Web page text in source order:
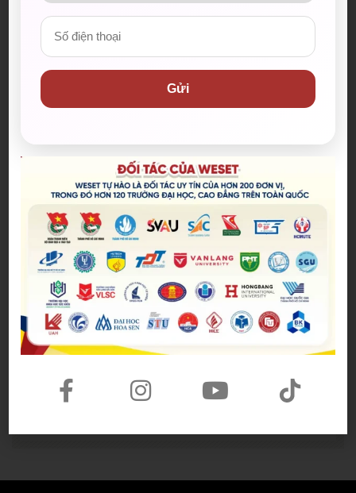
Bài viết mới nhất
Spider-Man: Brand New Day – Bộ
phim được kỳ vọng đưa MCU trở
lại thời kỳ đỉnh cao
The Odyssey lập kỷ lục doanh
thu mở màn trong sự nghiệp
Christopher Nolan
22/07/2026
WE SHARE: Ước mơ lớn từ một
góc học tập nhỏ của nữ sinh
Nguyễn Thảo Trang
Người phụ nữ giữ trọn lời hẹn
vợ liệt sĩ
Gửi